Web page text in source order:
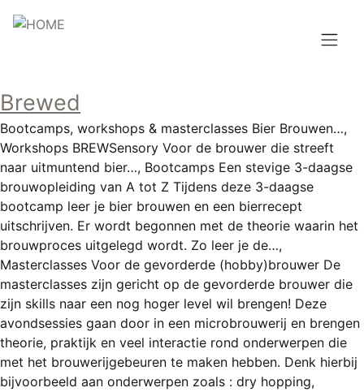
en
gaan
Topmenu
INLOGGEN
REGISTREREN
Hoofdnavigatie
BROUWEN
BLOG
AANBOD
AGENDA
CONTACT
Brewed
Bootcamps, workshops & masterclasses Bier Brouwen…,
Workshops BREWSensory Voor de brouwer die streeft
naar uitmuntend bier…, Bootcamps Een stevige 3-daagse
brouwopleiding van A tot Z Tijdens deze 3-daagse
bootcamp leer je bier brouwen en een bierrecept
uitschrijven. Er wordt begonnen met de theorie waarin het
brouwproces uitgelegd wordt. Zo leer je de…,
Masterclasses Voor de gevorderde (hobby)brouwer De
masterclasses zijn gericht op de gevorderde brouwer die
zijn skills naar een nog hoger level wil brengen! Deze
avondsessies gaan door in een microbrouwerij en brengen
theorie, praktijk en veel interactie rond onderwerpen die
met het brouwerijgebeuren te maken hebben. Denk hierbij
bijvoorbeeld aan onderwerpen zoals : dry hopping,